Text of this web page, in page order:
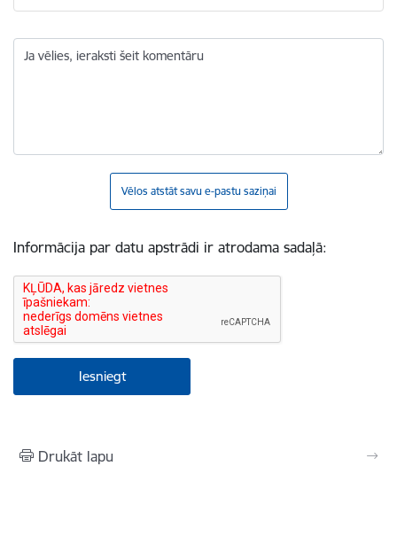
Ja vēlies, ieraksti šeit komentāru
Vēlos atstāt savu e-pastu saziņai
Informācija par datu apstrādi ir atrodama sadaļā:
Drukāt lapu